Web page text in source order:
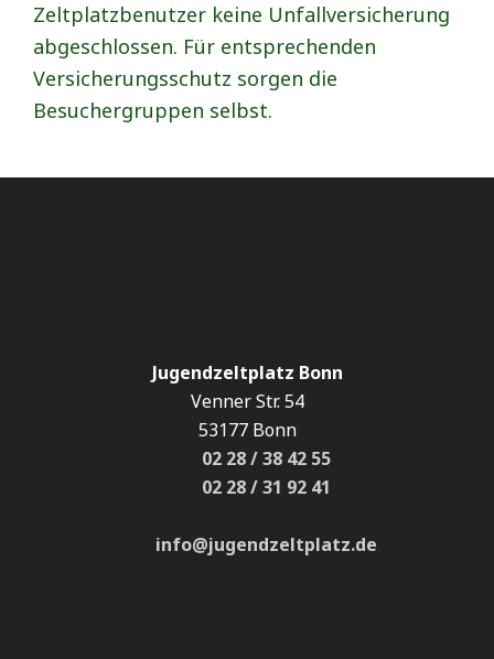
Zeltplatzbenutzer keine Unfallversicherung
abgeschlossen. Für entsprechenden
Versicherungsschutz sorgen die
Besuchergruppen selbst.
Jugendzeltplatz Bonn
Venner Str. 54
53177 Bonn
02 28 / 38 42 55
02 28 / 31 92 41
info@jugendzeltplatz.de